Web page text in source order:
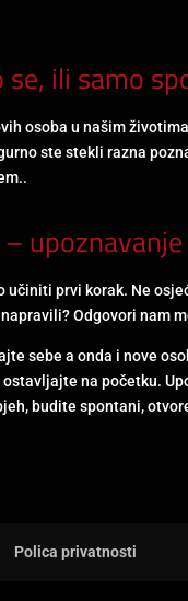
se, ili samo
osoba u našim
ste stekli razna
upoznavanje
učiniti prvi korak. Ne
Odgovori nam
sebe a onda i nove
na početku.
budite spontani,
Polica privatnosti